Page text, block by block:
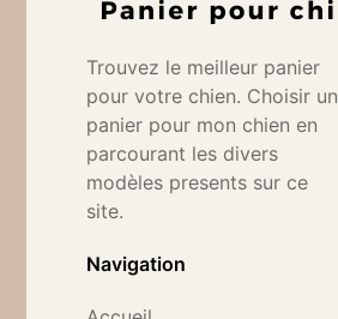
Trouvez le meilleur panier
pour votre chien. Choisir un
panier pour mon chien en
parcourant les divers
modèles presents sur ce
site.
Navigation